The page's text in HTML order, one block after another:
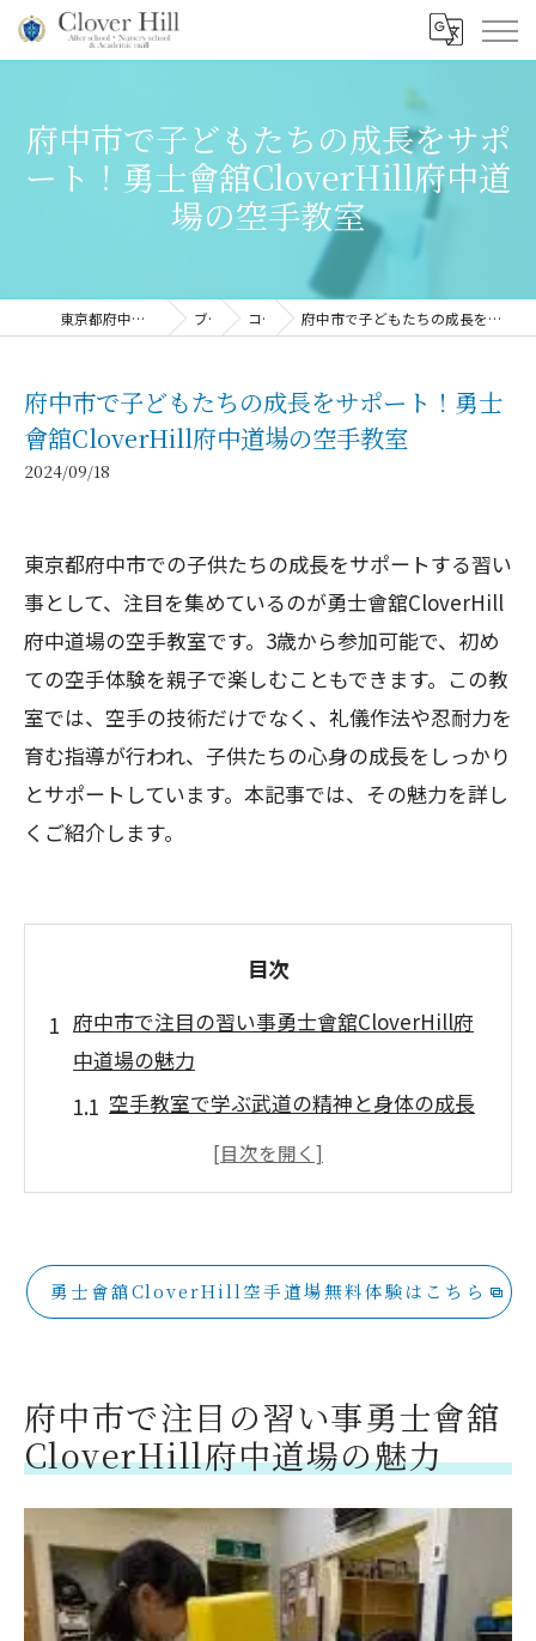
府中市で子どもたちの成長をサポ
ート！勇士會舘CloverHill府中道
場の空手教室
東京都府中市の習い事ならClover Hill ブログ コラム 府中市で子どもたちの成長をサポート！勇士會舘CloverHill府中道場の空手教室
府中市で子どもたちの成長をサポート！勇士
會舘CloverHill府中道場の空手教室
2024/09/18
東京都府中市での子供たちの成長をサポートする習い
事として、注目を集めているのが勇士會舘CloverHill
府中道場の空手教室です。3歳から参加可能で、初め
ての空手体験を親子で楽しむこともできます。この教
室では、空手の技術だけでなく、礼儀作法や忍耐力を
育む指導が行われ、子供たちの心身の成長をしっかり
とサポートしています。本記事では、その魅力を詳し
くご紹介します。
目次
府中市で注目の習い事勇士會舘CloverHill府
中道場の魅力
空手教室で学ぶ武道の精神と身体の成長
地域に根付いた伝統と最新の指導法の融
合
コミュニティとの連携で広がる学びの場
多様なイベントを通じた豊かな経験
子供たちの成長を支える習い事空手教室で礼
儀と忍耐を学ぶ
礼儀作法を重視したカリキュラムの魅力
忍耐力を育むトレーニング方法
親からの信頼が厚い理由とは？
空手を通じた自己コントロールの習得
勇士會舘CloverHill空手道場無料体験はこちら
府中市で注目の習い事勇士會舘
CloverHill府中道場の魅力